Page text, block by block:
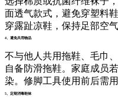
面透气款式，避免穿塑料
穿露趾凉鞋，保持足部空气
4、避免共用物品
不与他人共用拖鞋、毛巾
自备防滑拖鞋。家庭成员
染。修脚工具使用前后需用
5、定期消毒鞋袜